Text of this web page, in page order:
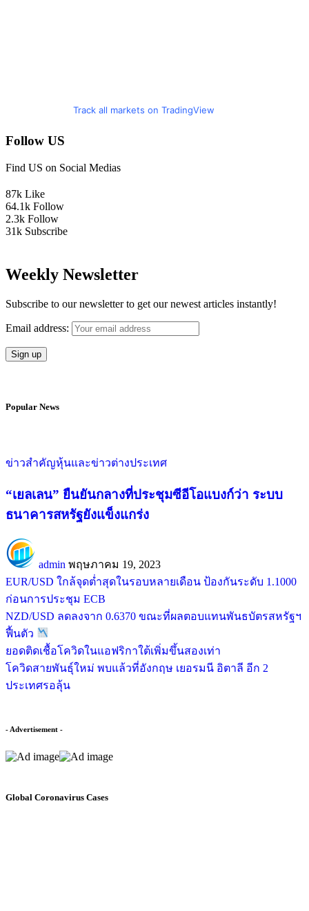
Track all markets on TradingView
Follow US
Find US on Social Medias
87k Like
64.1k Follow
2.3k Follow
31k Subscribe
Weekly Newsletter
Subscribe to our newsletter to get our newest articles instantly!
Email address:
Popular News
ข่าวสำคัญหุ้นและข่าวต่างประเทศ
“เยลเลน” ยืนยันกลางที่ประชุมซีอีโอแบงก์ว่า ระบบ
ธนาคารสหรัฐยังแข็งแกร่ง
admin พฤษภาคม 19, 2023
EUR/USD ใกล้จุดต่ำสุดในรอบหลายเดือน ป้องกันระดับ 1.1000
ก่อนการประชุม ECB
NZD/USD ลดลงจาก 0.6370 ขณะที่ผลตอบแทนพันธบัตรสหรัฐฯ
ฟื้นตัว
ยอดติดเชื้อโควิดในแอฟริกาใต้เพิ่มขึ้นสองเท่า
โควิดสายพันธุ์ใหม่ พบแล้วที่อังกฤษ เยอรมนี อิตาลี อีก 2
ประเทศรอลุ้น
- Advertisement -
Global Coronavirus Cases